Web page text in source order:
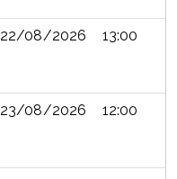
22/08/2026 13:00
23/08/2026 12:00